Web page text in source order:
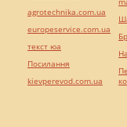
agrotechnika.com.ua
europeservice.com.ua
текст юа
Посилання
kievperevod.com.ua